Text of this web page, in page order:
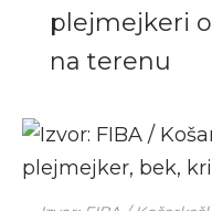
plejmejkeri
na terenu